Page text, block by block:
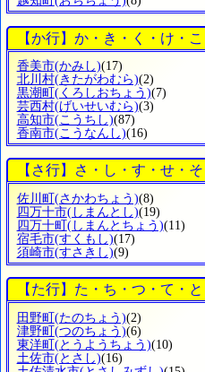
【か行】か・き・く・け・こ
香美市(かみし)(17)
北川村(きたがわむら)(2)
黒潮町 (くろしおちょう)(7)
芸西村(げいせいむら)(3)
高知市(こうちし)(87)
香南市(こうなんし)(16)
【さ行】さ・し・す・せ・そ
佐川町 (さかわちょう)(8)
四万十市(しまんとし)(19)
四万十町 (しまんとちょう)(11)
宿毛市(すくもし)(17)
須崎市(すさきし)(9)
【た行】た・ち・つ・て・と
田野町(たのちょう)(2)
津野町(つのちょう)(6)
東洋町(とうようちょう)(10)
土佐市(とさし)(16)